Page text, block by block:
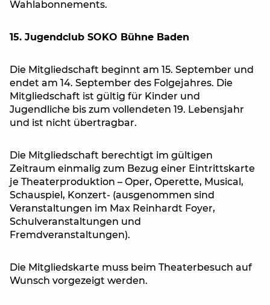
Wahlabonnements.
15. Jugendclub SOKO Bühne Baden
Die Mitgliedschaft beginnt am 15. September und
endet am 14. September des Folgejahres. Die
Mitgliedschaft ist gültig für Kinder und
Jugendliche bis zum vollendeten 19. Lebensjahr
und ist nicht übertragbar.
Die Mitgliedschaft berechtigt im gültigen
Zeitraum einmalig zum Bezug einer Eintrittskarte
je Theaterproduktion – Oper, Operette, Musical,
Schauspiel, Konzert- (ausgenommen sind
Veranstaltungen im Max Reinhardt Foyer,
Schulveranstaltungen und
Fremdveranstaltungen).
Die Mitgliedskarte muss beim Theaterbesuch auf
Wunsch vorgezeigt werden.